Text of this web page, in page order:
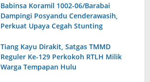
Babinsa Koramil 1002-06/Barabai
Dampingi Posyandu Cenderawasih,
Perkuat Upaya Cegah Stunting
Tiang Kayu Dirakit, Satgas TMMD
Reguler Ke-129 Perkokoh RTLH Milik
Warga Tempapan Hulu